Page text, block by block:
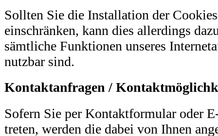
Sollten Sie die Installation der
einschränken, kann dies allerdings
sämtliche Funktionen unseres
nutzbar sind.
Kontaktanfragen /
Sofern Sie per Kontaktformular oder
treten, werden die dabei von Ihnen